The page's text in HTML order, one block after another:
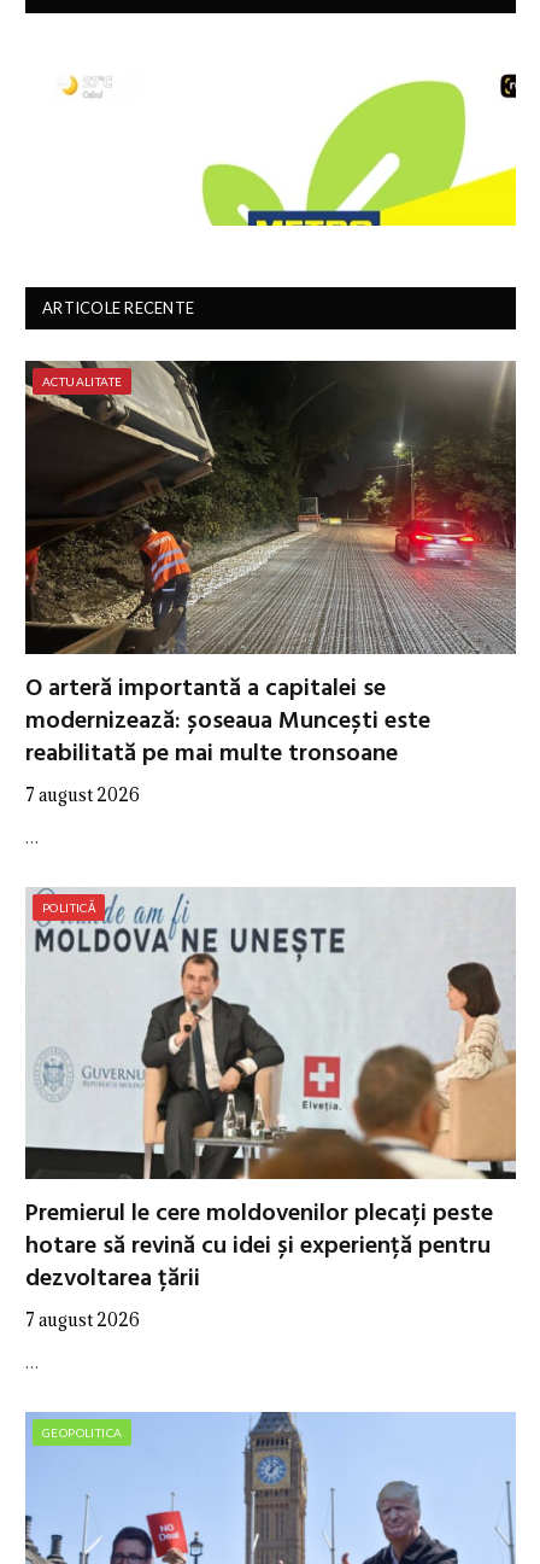
ARTICOLE RECENTE
ACTUALITATE
O arteră importantă a capitalei se
modernizează: șoseaua Muncești este
reabilitată pe mai multe tronsoane
7 august 2026
…
POLITICĂ
Premierul le cere moldovenilor plecați peste
hotare să revină cu idei și experiență pentru
dezvoltarea țării
7 august 2026
…
GEOPOLITICA